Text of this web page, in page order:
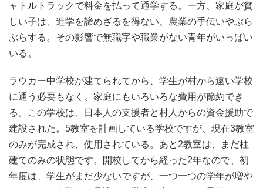
ャトルトラックで料金を払って通学する。一方、家庭が貧
しい子は、進学を諦めざるを得ない、農業の手伝いやぶら
ぶらする。その影響で無職字や職業がない青年がいっぱい
いる。
ラウカー中学校が建てられてから、学生が村から遠い学校
に通う必要もなく、家庭にもいろいろな費用が節約でき
る。この学校は、日本人の支援者と村人からの資金援助で
建設された。5教室を計画している学校ですが、現在3教室
のみが完成され、使用されている。あと2教室は、まだ柱
建てのみの状態です。開校してから経った2年なので、初
年度は、学生がまだ少ないですが、一つ一つの学年が増や